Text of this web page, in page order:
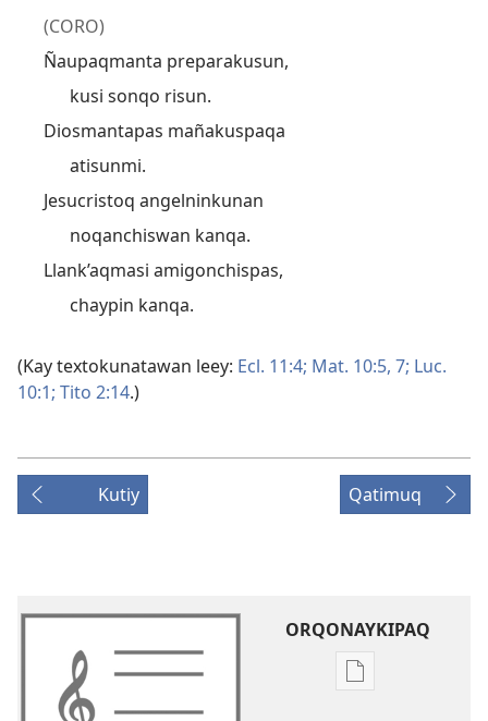
(CORO)
Ñaupaqmanta preparakusun,
kusi sonqo risun.
Diosmantapas mañakuspaqa
atisunmi.
Jesucristoq angelninkunan
noqanchiswan kanqa.
Llank’aqmasi amigonchispas,
chaypin kanqa.
(Kay textokunatawan leey: Ecl. 11:4; Mat. 10:5, 7; Luc.
10:1; Tito 2:14.)
Kutiy Qatimuq
ORQONAYKIPAQ
Kaypi